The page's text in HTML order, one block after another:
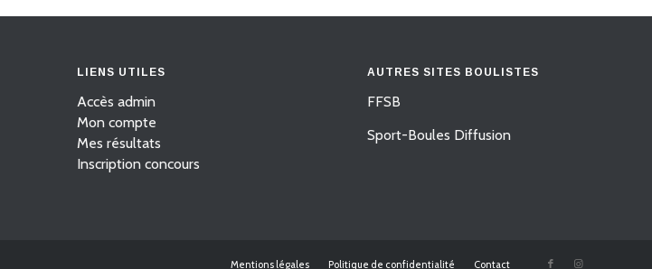
LIENS UTILES
Accès admin
Mon compte
Mes résultats
Inscription concours
AUTRES SITES BOULISTES
FFSB
Sport-Boules Diffusion
Mentions légales Politique de confidentialité Contact